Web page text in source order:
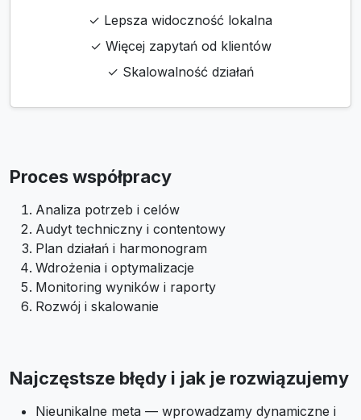
✓ Lepsza widoczność lokalna
✓ Więcej zapytań od klientów
✓ Skalowalność działań
Proces współpracy
Analiza potrzeb i celów
Audyt techniczny i contentowy
Plan działań i harmonogram
Wdrożenia i optymalizacje
Monitoring wyników i raporty
Rozwój i skalowanie
Najczęstsze błędy i jak je rozwiązujemy
Nieunikalne meta — wprowadzamy dynamiczne i